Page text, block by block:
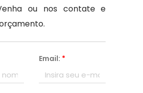
ou nos contate e
Email: *